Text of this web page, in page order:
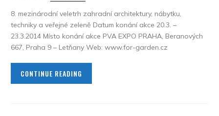
8. mezinárodní veletrh zahradní architektury, nábytku,
techniky a veřejné zeleně Datum konání akce 20.3. –
23.3.2014 Místo konání akce PVA EXPO PRAHA, Beranových
667, Praha 9 – Letňany Web: www.for-garden.cz
CONTINUE READING